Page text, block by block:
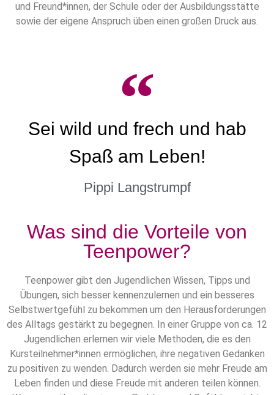
und Freund*innen, der Schule oder der Ausbildungsstätte
sowie der eigene Anspruch üben einen großen Druck aus.
Sei wild und frech und hab
Spaß am Leben!
Pippi Langstrumpf
Was sind die Vorteile von
Teenpower?
Teenpower gibt den Jugendlichen Wissen, Tipps und
Übungen, sich besser kennenzulernen und ein besseres
Selbstwertgefühl zu bekommen um den Herausforderungen
des Alltags gestärkt zu begegnen. In einer Gruppe von ca. 12
Jugendlichen erlernen wir viele Methoden, die es den
Kursteilnehmer*innen ermöglichen, ihre negativen Gedanken
zu positiven zu wenden. Dadurch werden sie mehr Freude am
Leben finden und diese Freude mit anderen teilen können.